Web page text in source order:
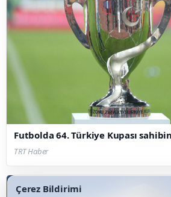
Futbolda 64. Türkiye Kupası
TRT Haber
Çerez Bildirimi